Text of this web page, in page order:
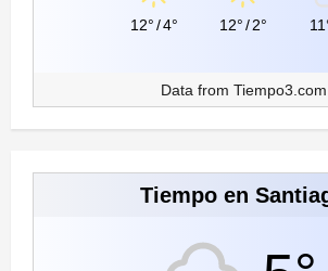
12°/4° 12°/2°
Data from Tiempo3.com
Tiempo en